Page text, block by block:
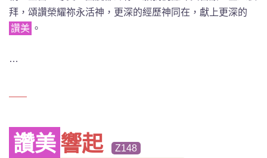
拜，頌讚榮耀祢永活神，更深的經歷神同在，獻上更深的
讚美 。
…
讚美響起 Z148